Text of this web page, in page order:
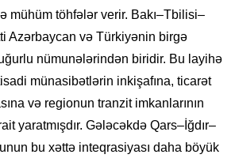
mühüm töhfələr verir. Bakı–Tbilisi–
Azərbaycan və Türkiyənin birgə
uğurlu nümunələrindən biridir. Bu layihə
münasibətlərin inkişafına, ticarət
və regionun tranzit imkanlarının
yaratmışdır. Gələcəkdə Qars–İğdır–
bu xəttə inteqrasiyası daha böyük